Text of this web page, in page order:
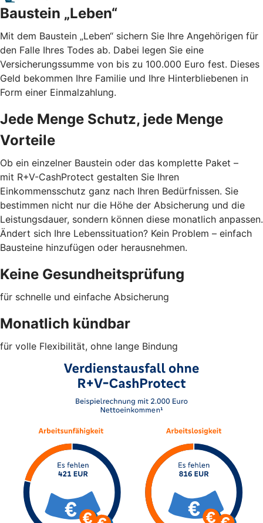
Baustein „Leben“
Mit dem Baustein „Leben“ sichern Sie Ihre Angehörigen für
den Falle Ihres Todes ab. Dabei legen Sie eine
Versicherungssumme von bis zu 100.000 Euro fest. Dieses
Geld bekommen Ihre Familie und Ihre Hinterbliebenen in
Form einer Einmalzahlung.
Jede Menge Schutz, jede Menge
Vorteile
Ob ein einzelner Baustein oder das komplette Paket –
mit R+V-CashProtect gestalten Sie Ihren
Einkommensschutz ganz nach Ihren Bedürfnissen. Sie
bestimmen nicht nur die Höhe der Absicherung und die
Leistungsdauer, sondern können diese monatlich anpassen.
Ändert sich Ihre Lebenssituation? Kein Problem – einfach
Bausteine hinzufügen oder herausnehmen.
Keine Gesundheitsprüfung
für schnelle und einfache Absicherung
Monatlich kündbar
für volle Flexibilität, ohne lange Bindung